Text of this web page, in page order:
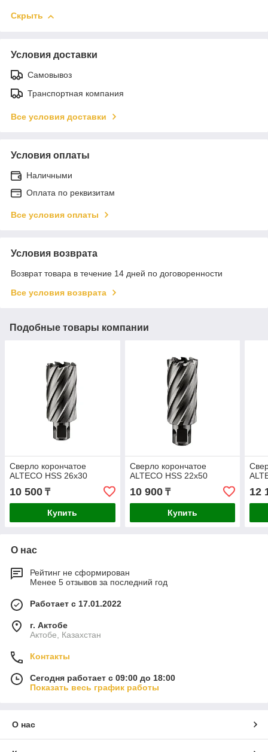
Скрыть
Условия доставки
Самовывоз
Транспортная компания
Все условия доставки
Условия оплаты
Наличными
Оплата по реквизитам
Все условия оплаты
Условия возврата
Возврат товара в течение 14 дней по договоренности
Все условия возврата
Подобные товары компании
Сверло корончатое
ALTECO HSS 26x30
10 500 ₸
Купить
Сверло корончатое
ALTECO HSS 22x50
10 900₸
Купить
12
О нас
Рейтинг не сформирован
Менее 5 отзывов за последний год
Работает с 17.01.2022
г. Актобе
Актобе, Казахстан
Контакты
Сегодня работает с 09:00 до 18:00
Показать весь график работы
О нас